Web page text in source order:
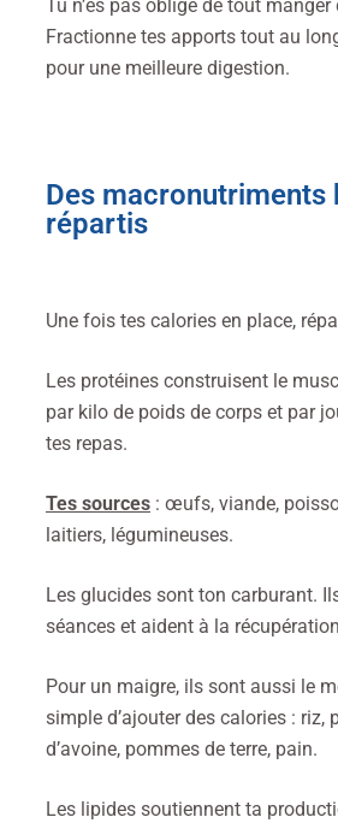
Tu n’es pas obligé de tout manger
Fractionne tes apports tout au
pour une meilleure digestion.
Des macronutriments
répartis
Une fois tes calories en place,
Les protéines construisent le
par kilo de poids de corps et par
tes repas.
Tes sources : œufs, viande,
laitiers, légumineuses.
Les glucides sont ton carburant.
séances et aident à la
Pour un maigre, ils sont aussi le
simple d’ajouter des calories : riz,
d’avoine, pommes de terre, pain.
Les lipides soutiennent ta